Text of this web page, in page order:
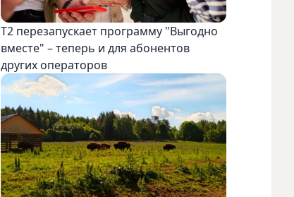
Т2 перезапускает программу "Выгодно
вместе" – теперь и для абонентов
других операторов